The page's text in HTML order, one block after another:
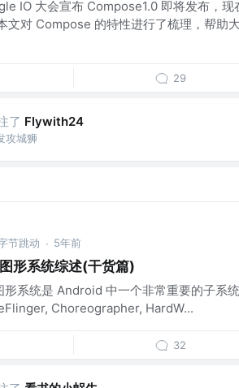
IO 大会宣布 Compose1.0 即将发布，
文对 Compose 的特性进行了梳理，帮助
29
了 Flywith24
攻城狮
节跳动 · 5年前
形系统综述(干货篇)
系统是 Android 中一个非常重要的子系
Choreographer, HardW...
32